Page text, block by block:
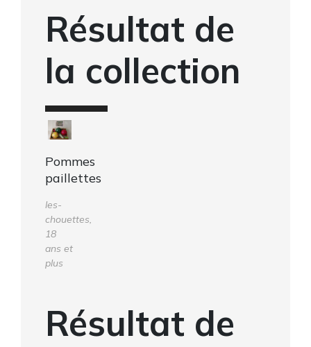
Résultat de
la collection
Pommes
paillettes
les-
chouettes,
18
ans et
plus
Résultat de